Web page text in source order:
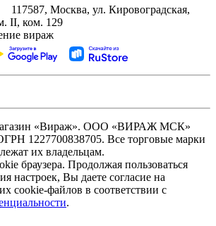
117587, Москва, ул. Кировоградская,
II, ком. 129
вираж
«Вираж». ООО «ВИРАЖ МСК»
1227700838705. Все торговые марки
их владельцам.
браузера. Продолжая пользоваться
настроек, Вы даете согласие на
cookie-файлов в соответствии с
.